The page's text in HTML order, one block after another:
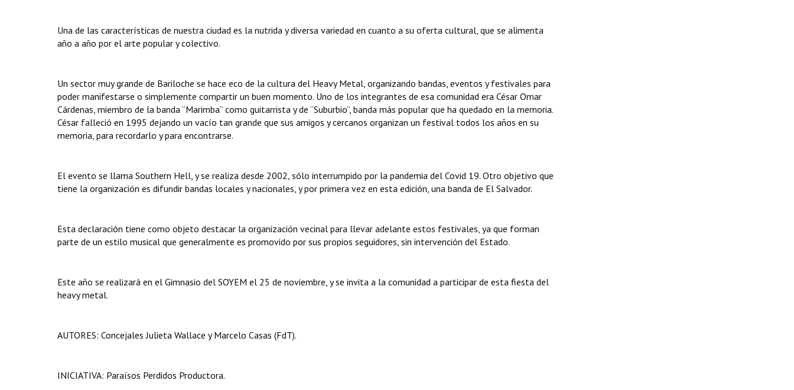
Una de las características de nuestra ciudad es la nutrida y diversa variedad en cuanto a su oferta cultural, que se alimenta
año a año por el arte popular y colectivo.
Un sector muy grande de Bariloche se hace eco de la cultura del Heavy Metal, organizando bandas, eventos y festivales para
poder manifestarse o simplemente compartir un buen momento. Uno de los integrantes de esa comunidad era César Omar
Cárdenas, miembro de la banda “Marimba” como guitarrista y de “Suburbio”, banda más popular que ha quedado en la memoria.
César falleció en 1995 dejando un vacío tan grande que sus amigos y cercanos organizan un festival todos los años en su
memoria, para recordarlo y para encontrarse.
El evento se llama Southern Hell, y se realiza desde 2002, sólo interrumpido por la pandemia del Covid 19. Otro objetivo que
tiene la organización es difundir bandas locales y nacionales, y por primera vez en esta edición, una banda de El Salvador.
Esta declaración tiene como objeto destacar la organización vecinal para llevar adelante estos festivales, ya que forman
parte de un estilo musical que generalmente es promovido por sus propios seguidores, sin intervención del Estado.
Este año se realizará en el Gimnasio del SOYEM el 25 de noviembre, y se invita a la comunidad a participar de esta fiesta del
heavy metal.
AUTORES: Concejales Julieta Wallace y Marcelo Casas (FdT).
INICIATIVA: Paraísos Perdidos Productora.